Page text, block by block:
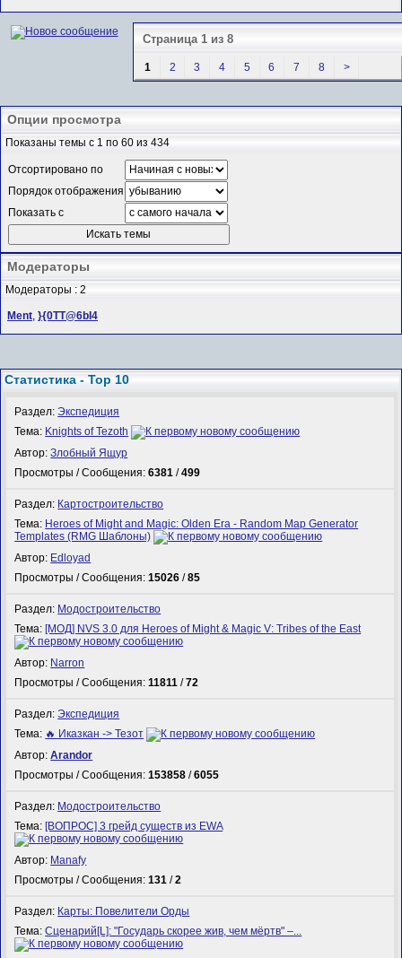
Страница 1 из 8
1 2 3 4 5 6 7 8 >
Опции просмотра
Показаны темы с 1 по 60 из 434
Отсортировано по
Порядок отображения
Показать с
Модераторы
Модераторы : 2
Ment, }{0TT@6bI4
Статистика - Top 10
Раздел:Экспедиция
Тема: Knights of Tezoth
Автор:Злобный Ящур
Просмотры / Сообщения:6381 /499
Раздел: Картостроительство
Тема: Heroes of Might and Magic: Olden Era - Random Map Generator
Templates (RMG Шаблоны)
Автор: Edloyad
Просмотры / Сообщения:15026 /85
Раздел: Модостроительство
Тема: [МОД] NVS 3.0 для Heroes of Might & Magic V: Tribes of the East
Автор: Narron
Просмотры / Сообщения:11811 /72
Раздел:Экспедиция
Тема: 🔥 Иказкан -> Тезот
Автор:Arandor
Просмотры / Сообщения:153858 /6055
Раздел: Модостроительство
Тема: [ВОПРОС] 3 грейд существ из EWA
Автор: Manafy
Просмотры / Сообщения:131 /2
Раздел: Карты: Повелители Орды
Тема:Сценарий[L]: "Государь скорее жив, чем мёртв" –...